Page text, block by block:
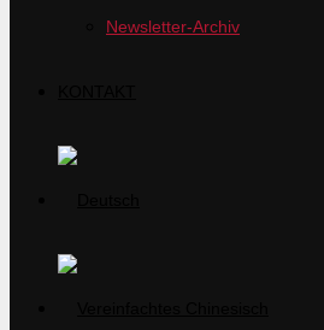
Newsletter-Archiv